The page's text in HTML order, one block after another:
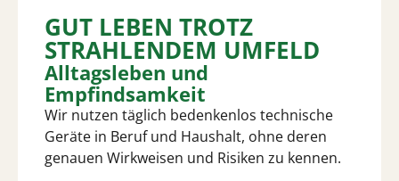
GUT LEBEN TROTZ
STRAHLENDEM UMFELD
Alltagsleben und
Empfindsamkeit
Wir nutzen täglich bedenkenlos technische
Geräte in Beruf und Haushalt, ohne deren
genauen Wirkweisen und Risiken zu kennen.